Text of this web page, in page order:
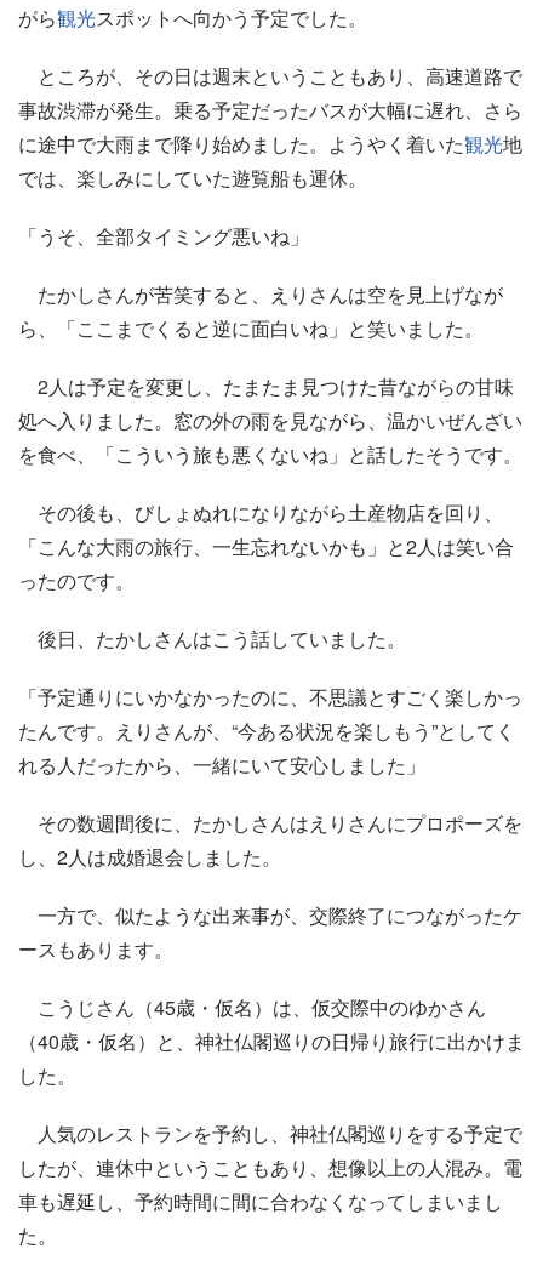
がら観光スポットへ向かう予定でした。
ところが、その日は週末ということもあり、高速道路で
事故渋滞が発生。乗る予定だったバスが大幅に遅れ、さら
に途中で大雨まで降り始めました。ようやく着いた観光地
では、楽しみにしていた遊覧船も運休。
「うそ、全部タイミング悪いね」
たかしさんが苦笑すると、えりさんは空を見上げなが
ら、「ここまでくると逆に面白いね」と笑いました。
2人は予定を変更し、たまたま見つけた昔ながらの甘味
処へ入りました。窓の外の雨を見ながら、温かいぜんざい
を食べ、「こういう旅も悪くないね」と話したそうです。
その後も、びしょぬれになりながら土産物店を回り、
「こんな大雨の旅行、一生忘れないかも」と2人は笑い合
ったのです。
後日、たかしさんはこう話していました。
「予定通りにいかなかったのに、不思議とすごく楽しかっ
たんです。えりさんが、“今ある状況を楽しもう”としてく
れる人だったから、一緒にいて安心しました」
その数週間後に、たかしさんはえりさんにプロポーズを
し、2人は成婚退会しました。
一方で、似たような出来事が、交際終了につながったケ
ースもあります。
こうじさん（45歳・仮名）は、仮交際中のゆかさん
（40歳・仮名）と、神社仏閣巡りの日帰り旅行に出かけま
した。
人気のレストランを予約し、神社仏閣巡りをする予定で
したが、連休中ということもあり、想像以上の人混み。電
車も遅延し、予約時間に間に合わなくなってしまいまし
た。